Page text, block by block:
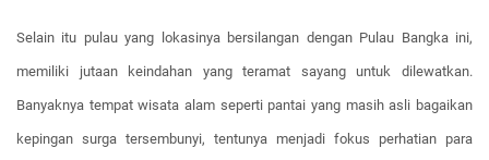
Selain itu pulau yang lokasinya bersilangan dengan Pulau Bangka ini,
memiliki jutaan keindahan yang teramat sayang untuk dilewatkan.
Banyaknya tempat wisata alam seperti pantai yang masih asli bagaikan
kepingan surga tersembunyi, tentunya menjadi fokus perhatian para